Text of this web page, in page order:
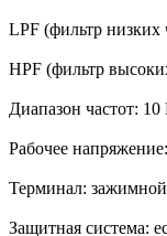
LPF (фильтр
HPF (фильтр
Диапазон частот:
Рабочее
Терминал: зажимной
Защитная система: